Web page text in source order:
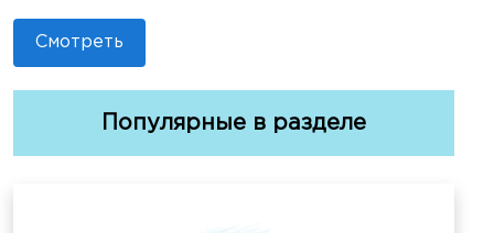
Смотреть
Популярные в разделе